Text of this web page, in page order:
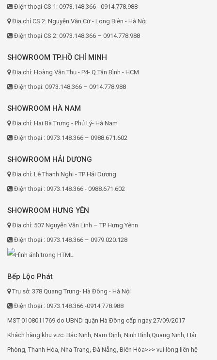
Điện thoại CS 1: 0973.148.366 - 0914.778.988
Địa chỉ CS 2: Nguyễn Văn Cừ - Long Biên - Hà Nội
Điện thoại CS 2: 0973.148.366 – 0914.778.988
SHOWROOM TP.HỒ CHÍ MINH
Địa chỉ: Hoàng Văn Thụ - P4- Q.Tân Bình - HCM
Điện thoại: 0973.148.366 – 0914.778.988
SHOWROOM HÀ NAM
Địa chỉ: Hai Bà Trưng - Phủ Lý- Hà Nam
Điện thoại : 0973.148.366 – 0988.671.602
SHOWROOM HẢI DƯƠNG
Địa chỉ: Lê Thanh Nghị - TP Hải Dương
Điện thoại : 0973.148.366 - 0988.671.602
SHOWROOM HƯNG YÊN
Địa chỉ: 507 Nguyễn Văn Linh – TP Hưng Yênn
Điện thoại : 0973.148.366 – 0979.020.128
Bếp Lộc Phát
Trụ sở: 378 Quang Trung- Hà Đông - Hà Nội
Điện thoại : 0973.148.366 -0914.778.988
MST 0108011769 do UBND quận Hà Đông cấp ngày 27/09/2017
Khách hàng khu vực: Bắc Ninh, Nam Định, Ninh Bình,Quang Ninh, Hải
Phòng, Thanh Hóa, Nha Trang, Đà Nẵng, Biên Hòa>>> vui lòng liên hệ